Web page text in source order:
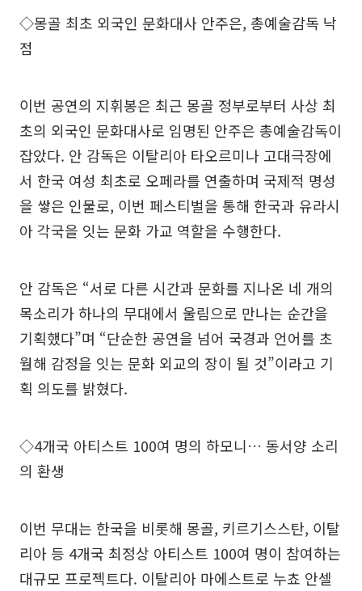
◇몽골 최초 외국인 문화대사 안주은, 총예술감독 낙
점
이번 공연의 지휘봉은 최근 몽골 정부로부터 사상 최
초의 외국인 문화대사로 임명된 안주은 총예술감독이
잡았다. 안 감독은 이탈리아 타오르미나 고대극장에
서 한국 여성 최초로 오페라를 연출하며 국제적 명성
을 쌓은 인물로, 이번 페스티벌을 통해 한국과 유라시
아 각국을 잇는 문화 가교 역할을 수행한다.
안 감독은 “서로 다른 시간과 문화를 지나온 네 개의
목소리가 하나의 무대에서 울림으로 만나는 순간을
기획했다”며 “단순한 공연을 넘어 국경과 언어를 초
월해 감정을 잇는 문화 외교의 장이 될 것”이라고 기
획 의도를 밝혔다.
◇4개국 아티스트 100여 명의 하모니… 동서양 소리
의 환생
이번 무대는 한국을 비롯해 몽골, 키르기스스탄, 이탈
리아 등 4개국 최정상 아티스트 100여 명이 참여하는
대규모 프로젝트다. 이탈리아 마에스트로 누쵸 안셀